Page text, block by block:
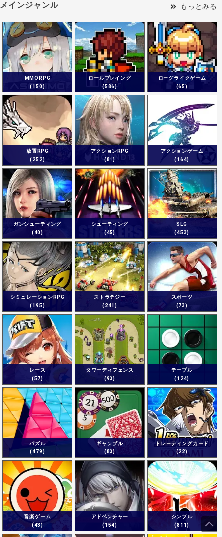
メインジャンル もっとみる
MMORPG
(150)
ロールプレイング
(586)
ローグライクゲーム
(65)
放置RPG
(252)
アクションRPG
(81)
アクションゲーム
(164)
ガンシューティング
(40)
シューティング
(45)
SLG
(453)
シミュレーションRPG
(195)
ストラテジー
(241)
スポーツ
(73)
レース
(57)
タワーディフェンス
(93)
テーブル
(124)
パズル
(479)
ギャンブル
(83)
トレーディングカード
(22)
音楽ゲーム
(43)
アドベンチャー
(154)
シンプル
(811)